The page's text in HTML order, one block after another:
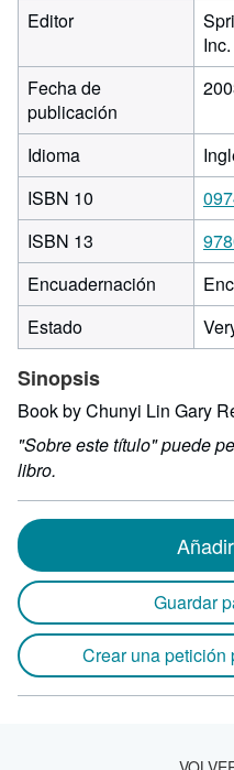
Editor
Inc.
Fecha de
publicación
Idioma
ISBN 10
ISBN 13
Encuadernación
Estado
Sinopsis
Book by Chunyi Lin Gary
"Sobre este título" puede
libro.
Guardar
Crear una petición